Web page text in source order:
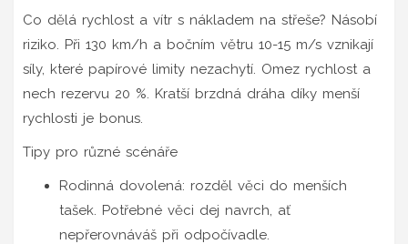
Co dělá rychlost a vítr s nákladem na střeše? Násobí
riziko. Při 130 km/h a bočním větru 10-15 m/s vznikají
síly, které papírové limity nezachytí. Omez rychlost a
nech rezervu 20 %. Kratší brzdná dráha díky menší
rychlosti je bonus.
Tipy pro různé scénáře
Rodinná dovolená: rozděl věci do menších
tašek. Potřebné věci dej navrch, ať
nepřerovnáváš při odpočívadle.